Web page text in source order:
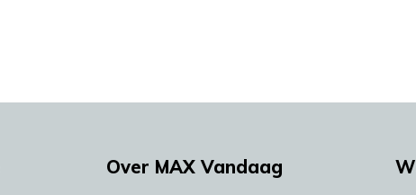
Over MAX Vandaag